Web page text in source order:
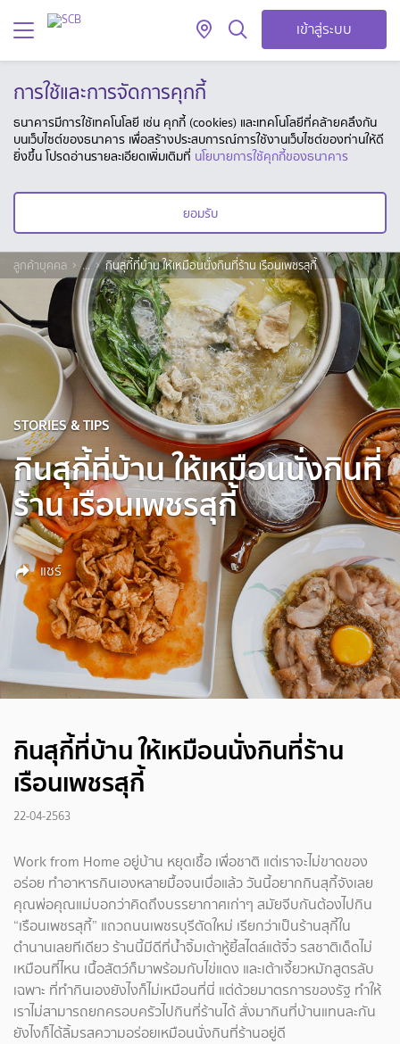
เข้าสู่ระบบ
การใช้และการจัดการคุกกี้
ธนาคารมีการใช้เทคโนโลยี เช่น คุกกี้ (cookies) และเทคโนโลยีที่คล้ายคลึงกัน
บนเว็บไซต์ของธนาคาร เพื่อสร้างประสบการณ์การใช้งานเว็บไซต์ของท่านให้ดี
ยิ่งขึ้น โปรดอ่านรายละเอียดเพิ่มเติมที่ นโยบายการใช้คุกกี้ของธนาคาร
ยอมรับ
ลูกค้าบุคคล ... กินสุกี้ที่บ้าน ให้เหมือนนั่งกินที่ร้าน เรือนเพชรสุกี้
STORIES & TIPS
กินสุกี้ที่บ้าน ให้เหมือนนั่งกินที่
ร้าน เรือนเพชรสุกี้
แชร์
กินสุกี้ที่บ้าน ให้เหมือนนั่งกินที่ร้าน
เรือนเพชรสุกี้
22-04-2563
Work from Home อยู่บ้าน หยุดเชื้อ เพื่อชาติ แต่เราจะไม่ขาดของ
อร่อย ทำอาหารกินเองหลายมื้อจนเบื่อแล้ว วันนี้อยากกินสุกี้จังเลย
คุณพ่อคุณแม่บอกว่าคิดถึงบรรยากาศเก่าๆ สมัยจีบกันต้องไปกิน
“เรือนเพชรสุกี้” แถวถนนเพชรบุรีตัดใหม่ เรียกว่าเป็นร้านสุกี้ใน
ตำนานเลยทีเดียว ร้านนี้มีดีที่น้ำจิ้มเต้าหู้ยี้สไตล์แต้จิ๋ว รสชาติเด็ดไม่
เหมือนที่ไหน เนื้อสัตว์ก็มาพร้อมกับไข่แดง และเต้าเจี้ยวหมักสูตรลับ
เฉพาะ ที่ทำกินเองยังไงก็ไม่เหมือนที่นี่ แต่ด้วยมาตรการของรัฐ ทำให้
เราไม่สามารถยกครอบครัวไปกินที่ร้านได้ สั่งมากินที่บ้านแทนละกัน
ยังไงก็ได้ลิ้มรสความอร่อยเหมือนนั่งกินที่ร้านอยู่ดี